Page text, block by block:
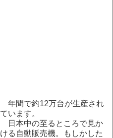
年間で約12万台が生産され
ています。
日本中の至るところで見か
ける自動販売機。もしかした